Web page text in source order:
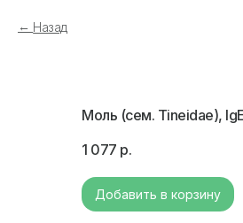
Назад
Моль (сем. Tineidae),
1 077 р.
Добавить в корзину